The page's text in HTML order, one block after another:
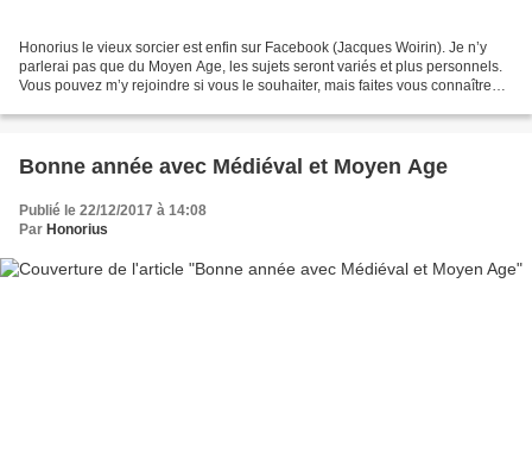
Honorius le vieux sorcier est enfin sur Facebook (Jacques Woirin). Je n’y
parlerai pas que du Moyen Age, les sujets seront variés et plus personnels.
Vous pouvez m’y rejoindre si vous le souhaiter, mais faites vous connaître…
Bonne année avec Médiéval et Moyen Age
Publié le 22/12/2017 à 14:08
Par Honorius